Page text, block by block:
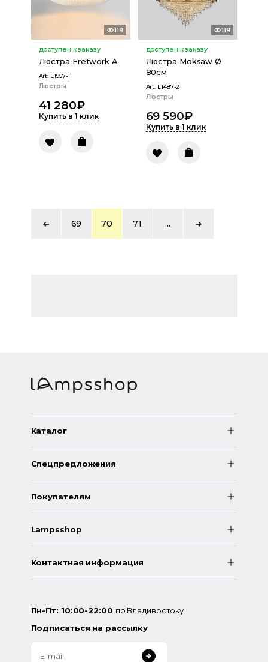
119
доступен к заказу
Люстра Fretwork A
Art: L1957-1
Люстры
41 280₽
Купить в 1 клик
119
доступен к заказу
Люстра Moksaw Ø
80см
Art: L1487-2
Люстры
69 590₽
Купить в 1 клик
69 70 71 ...
Каталог
Спецпредложения
Покупателям
Lampsshop
Контактная информация
Пн-Пт: 10:00-22:00 по Владивостоку
Подписаться на рассылку